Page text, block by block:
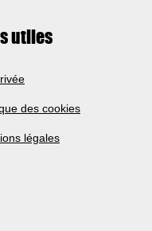
utiles
des cookies
légales